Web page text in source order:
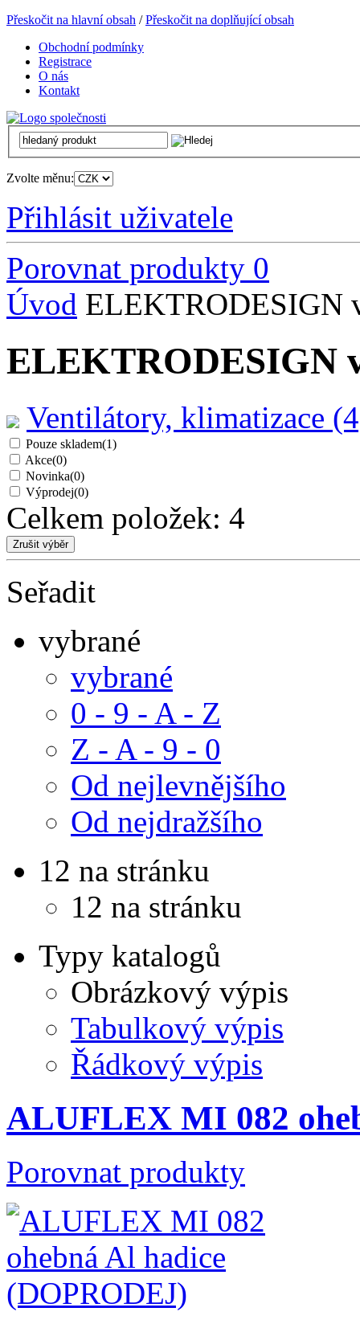
Přeskočit na hlavní obsah /Přeskočit na doplňující obsah
Obchodní podmínky
Registrace
O nás
Kontakt
Zvolte měnu:
Přihlásit uživatele
Porovnat produkty 0
Úvod ELEKTRODESIGN
ELEKTRODESIGN
Ventilátory, klimatizace
Pouze skladem(1)
Akce(0)
Novinka(0)
Výprodej(0)
Celkem položek: 4
Seřadit
vybrané
vybrané
0 - 9 - A - Z
Z - A - 9 - 0
Od nejlevnějšího
Od nejdražšího
12 na stránku
12 na stránku
Typy katalogů
Obrázkový výpis
Tabulkový výpis
Řádkový výpis
ALUFLEX MI 082
Porovnat produkty